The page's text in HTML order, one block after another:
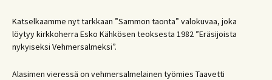
Katselkaamme nyt tarkkaan ”Sammon taonta” valokuvaa, joka
löytyy kirkkoherra Esko Kähkösen teoksesta 1982 ”Eräsijoista
nykyiseksi Vehmersalmeksi”.
Alasimen vieressä on vehmersalmelainen työmies Taavetti